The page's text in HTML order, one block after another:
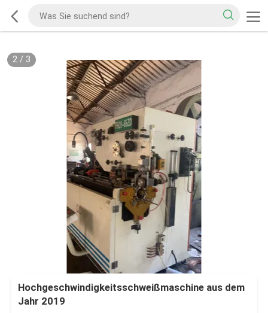
2/ 3
Hochgeschwindigkeitsschweißmaschine aus dem
Jahr 2019